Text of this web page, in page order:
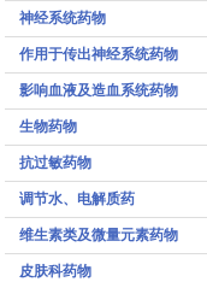
神经系统药物
作用于传出神经系统药物
影响血液及造血系统药物
生物药物
抗过敏药物
调节水、电解质药
维生素类及微量元素药物
皮肤科药物